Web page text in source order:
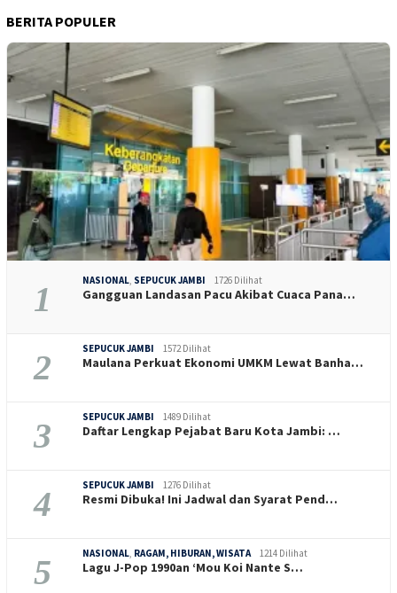
BERITA POPULER
1 NASIONAL SEPUCUK JAMBI 1726 Dilihat
Gangguan Landasan Pacu Akibat Cuaca Pana…
2 SEPUCUK JAMBI 1572 Dilihat
Maulana Perkuat Ekonomi UMKM Lewat Banha…
3 SEPUCUK JAMBI 1489 Dilihat
Daftar Lengkap Pejabat Baru Kota Jambi: …
4 SEPUCUK JAMBI 1276 Dilihat
Resmi Dibuka! Ini Jadwal dan Syarat Pend…
5 NASIONAL RAGAM, HIBURAN, WISATA 1214 Dilihat
Lagu J-Pop 1990an ‘Mou Koi Nante S…